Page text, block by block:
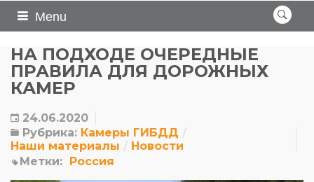
Menu
НА ПОДХОДЕ ОЧЕРЕДНЫЕ
ПРАВИЛА ДЛЯ ДОРОЖНЫХ
КАМЕР
24.06.2020
Рубрика: Камеры ГИБДД
Наши материалы
Новости
Метки: Россия